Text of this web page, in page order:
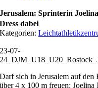
Jerusalem: Sprinterin
Dress dabei
Kategorien:
23-07-
Darf sich in Jerusalem auf den
über 4 x 100 m freuen: